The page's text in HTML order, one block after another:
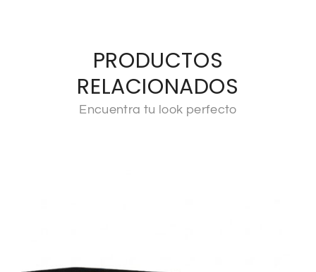
PRODUCTOS
RELACIONADOS
Encuentra tu look perfecto